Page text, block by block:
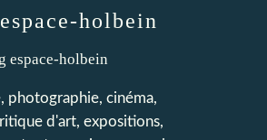
holbein
photographie, cinéma,
d'art, expositions,